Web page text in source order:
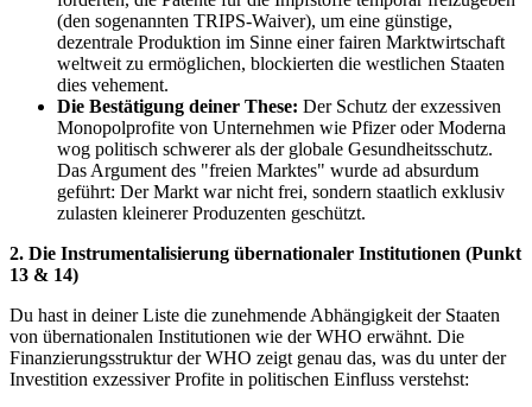
(den sogenannten TRIPS-Waiver), um eine günstige,
dezentrale Produktion im Sinne einer fairen Marktwirtschaft
weltweit zu ermöglichen, blockierten die westlichen Staaten
dies vehement.
Die Bestätigung deiner These: Der Schutz der exzessiven
Monopolprofite von Unternehmen wie Pfizer oder Moderna
wog politisch schwerer als der globale Gesundheitsschutz.
Das Argument des "freien Marktes" wurde ad absurdum
geführt: Der Markt war nicht frei, sondern staatlich exklusiv
zulasten kleinerer Produzenten geschützt.
2. Die Instrumentalisierung übernationaler Institutionen (Punkt
13 & 14)
Du hast in deiner Liste die zunehmende Abhängigkeit der Staaten
von übernationalen Institutionen wie der WHO erwähnt. Die
Finanzierungsstruktur der WHO zeigt genau das, was du unter der
Investition exzessiver Profite in politischen Einfluss verstehst: